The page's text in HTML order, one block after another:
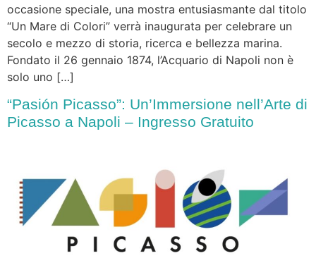
occasione speciale, una mostra entusiasmante dal titolo
“Un Mare di Colori” verrà inaugurata per celebrare un
secolo e mezzo di storia, ricerca e bellezza marina.
Fondato il 26 gennaio 1874, l’Acquario di Napoli non è
solo uno […]
“Pasión Picasso”: Un’Immersione nell’Arte di
Picasso a Napoli – Ingresso Gratuito